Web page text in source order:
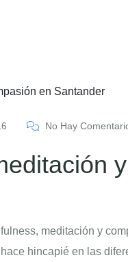
No Hay
meditación y
hincapié en las